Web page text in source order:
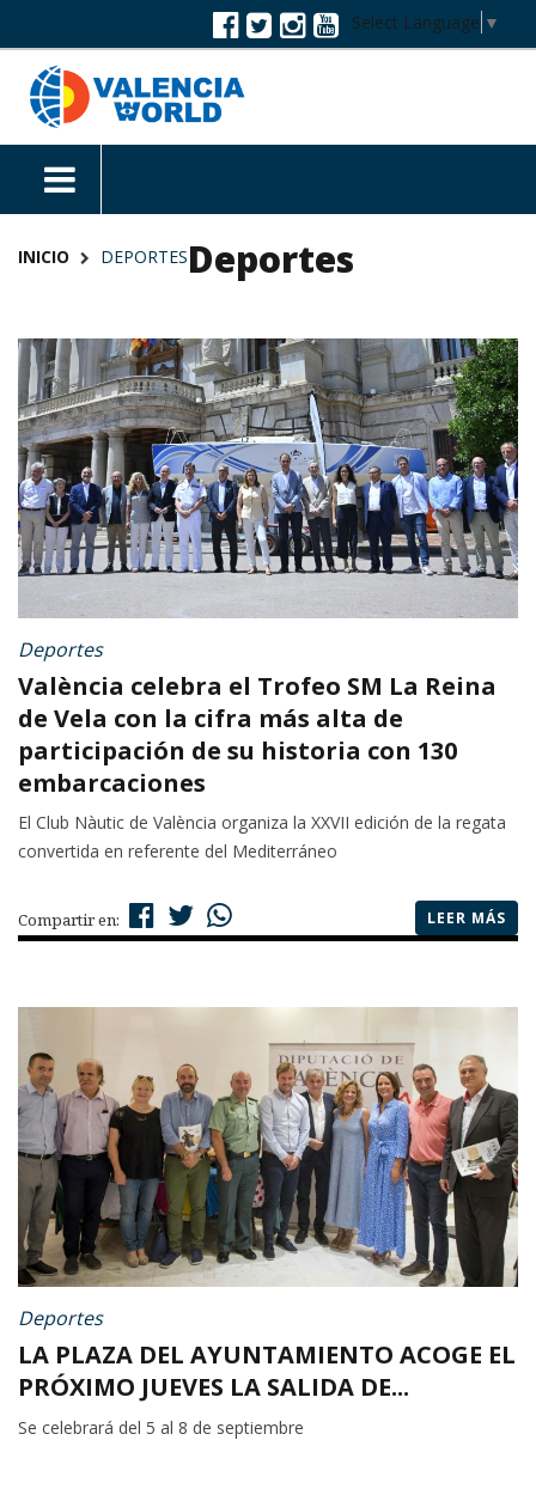
Select Language ▼
Deportes
INICIO DEPORTES
Deportes
València celebra el Trofeo SM La Reina
de Vela con la cifra más alta de
participación de su historia con 130
embarcaciones
El Club Nàutic de València organiza la XXVII edición de la regata
convertida en referente del Mediterráneo
Compartir en: LEER MÁS
Deportes
LA PLAZA DEL AYUNTAMIENTO ACOGE EL
PRÓXIMO JUEVES LA SALIDA DE...
Se celebrará del 5 al 8 de septiembre